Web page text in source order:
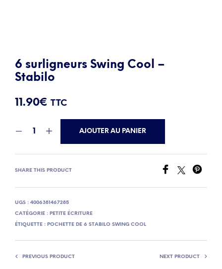
6 surligneurs Swing Cool –
Stabilo
11.90€ TTC
AJOUTER AU PANIER
SHARE THIS PRODUCT
UGS : 4006381467285
CATÉGORIE : PETITE ÉCRITURE
ÉTIQUETTE : POCHETTE DE 6 STABILO SWING COOL
PREVIOUS PRODUCT NEXT PRODUCT